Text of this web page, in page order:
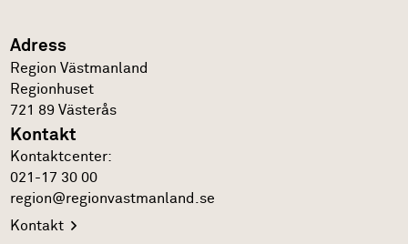
Adress
Region Västmanland
Regionhuset
721 89 Västerås
Kontakt
Kontakt­center:
021-17 30 00
region@regionvastmanland.se
Kontakt